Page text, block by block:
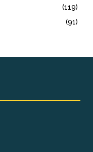
(119)
(91)